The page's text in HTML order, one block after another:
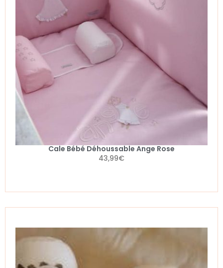
Cale Bébé Déhoussable Ange Rose
43,99€